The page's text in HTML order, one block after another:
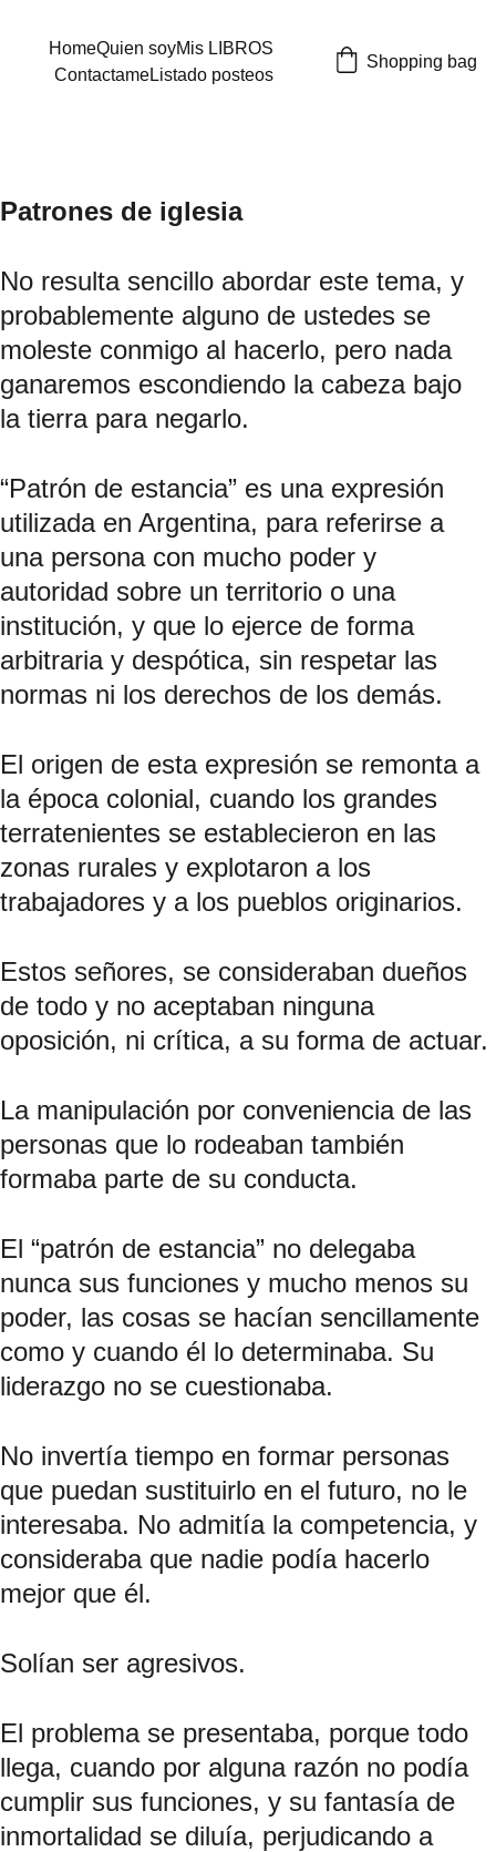
HomeQuien soyMis LIBROS
ContactameListado posteos
Shopping bag
Patrones de iglesia
No resulta sencillo abordar este tema, y
probablemente alguno de ustedes se
moleste conmigo al hacerlo, pero nada
ganaremos escondiendo la cabeza bajo
la tierra para negarlo.
“Patrón de estancia” es una expresión
utilizada en Argentina, para referirse a
una persona con mucho poder y
autoridad sobre un territorio o una
institución, y que lo ejerce de forma
arbitraria y despótica, sin respetar las
normas ni los derechos de los demás.
El origen de esta expresión se remonta a
la época colonial, cuando los grandes
terratenientes se establecieron en las
zonas rurales y explotaron a los
trabajadores y a los pueblos originarios.
Estos señores, se consideraban dueños
de todo y no aceptaban ninguna
oposición, ni crítica, a su forma de actuar.
La manipulación por conveniencia de las
personas que lo rodeaban también
formaba parte de su conducta.
El “patrón de estancia” no delegaba
nunca sus funciones y mucho menos su
poder, las cosas se hacían sencillamente
como y cuando él lo determinaba. Su
liderazgo no se cuestionaba.
No invertía tiempo en formar personas
que puedan sustituirlo en el futuro, no le
interesaba. No admitía la competencia, y
consideraba que nadie podía hacerlo
mejor que él.
Solían ser agresivos.
El problema se presentaba, porque todo
llega, cuando por alguna razón no podía
cumplir sus funciones, y su fantasía de
inmortalidad se diluía, perjudicando a